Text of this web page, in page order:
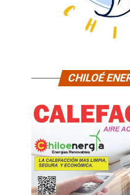
CHILOÉ